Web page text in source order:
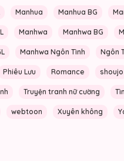
Manhua Manhua BG
Manhwa Manhwa BG
Manhwa Ngôn Tình Ngôn
Phiêu Lưu Romance shoujo
Truyện tranh nữ cường
webtoon Xuyên không